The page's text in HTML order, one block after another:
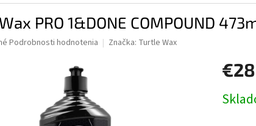
PRO 1&DONE COMPOUND
Podrobnosti hodnotenia Značka: Turtle Wax
cena: